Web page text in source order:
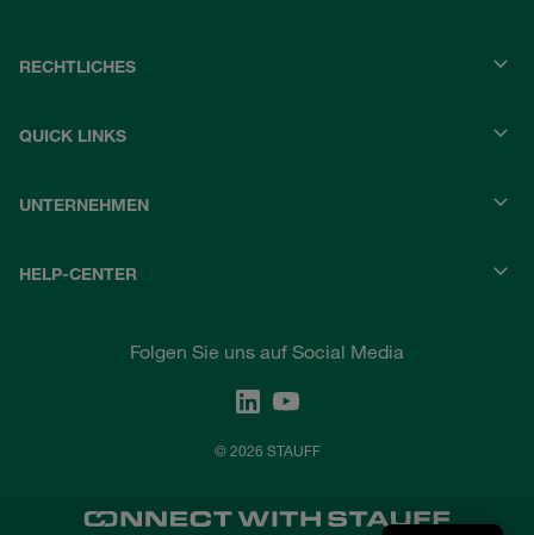
RECHTLICHES
QUICK LINKS
UNTERNEHMEN
HELP-CENTER
Folgen Sie uns auf Social Media
© 2026 STAUFF